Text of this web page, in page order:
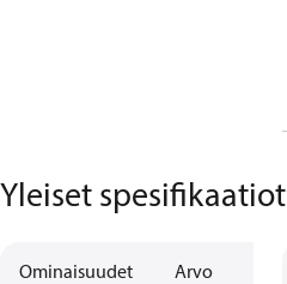
Yleiset spesifikaatiot
Ominaisuudet Arvo